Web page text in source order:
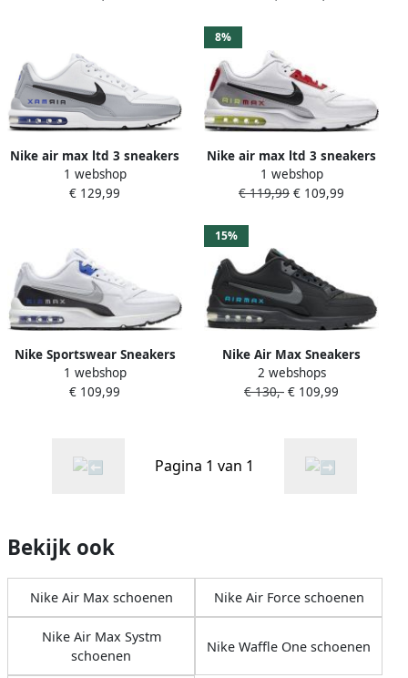
Nike air max ltd 3 sneakers
wit grijs heren
1 webshop
€ 129,99
8%
Nike air max ltd 3 sneakers
grijs blauw heren
1 webshop
€ 119,99 € 109,99
Nike Sportswear Sneakers
Air Max Ltd 3
1 webshop
€ 109,99
15%
Nike Air Max Sneakers
Heren Zwart Mesh
Synthetisch
2 webshops
€ 130,- € 109,99
Pagina 1 van 1
Bekijk ook
Nike Air Max schoenen Nike Air Force schoenen
Nike Air Max Systm
schoenen
Nike Waffle One schoenen